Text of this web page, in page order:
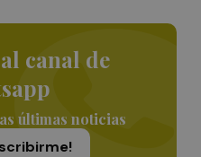
canal de
últimas noticias